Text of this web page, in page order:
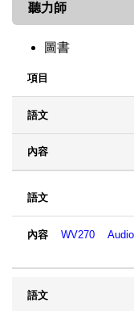
聽力師
圖書
項目
WV270